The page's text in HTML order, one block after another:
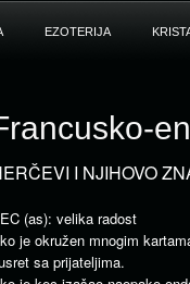
EZOTERIJA
I NJIHOVO
(as): velika radost
je okružen mnogim
sa prijateljima.